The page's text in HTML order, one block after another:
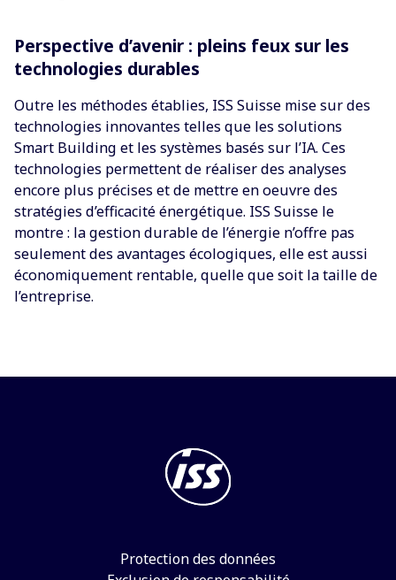
Perspective d’avenir : pleins feux sur les
technologies durables
Outre les méthodes établies, ISS Suisse mise sur des
technologies innovantes telles que les solutions
Smart Building et les systèmes basés sur l’IA. Ces
technologies permettent de réaliser des analyses
encore plus précises et de mettre en oeuvre des
stratégies d’efficacité énergétique. ISS Suisse le
montre : la gestion durable de l’énergie n’offre pas
seulement des avantages écologiques, elle est aussi
économiquement rentable, quelle que soit la taille de
l’entreprise.
Protection des données